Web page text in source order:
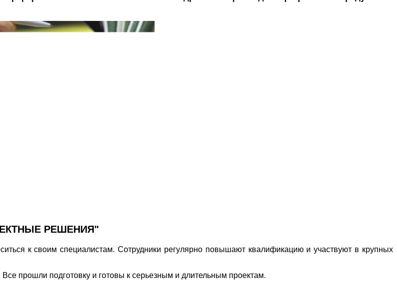
РЕШЕНИЯ"
к своим специалистам. Сотрудники регулярно повышают квалификацию и участвуют в крупных
прошли подготовку и готовы к серьезным и длительным проектам.